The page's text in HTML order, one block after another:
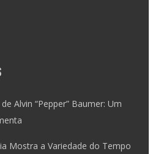
Alvin “Pepper” Baumer: Um
Mostra a Variedade do Tempo